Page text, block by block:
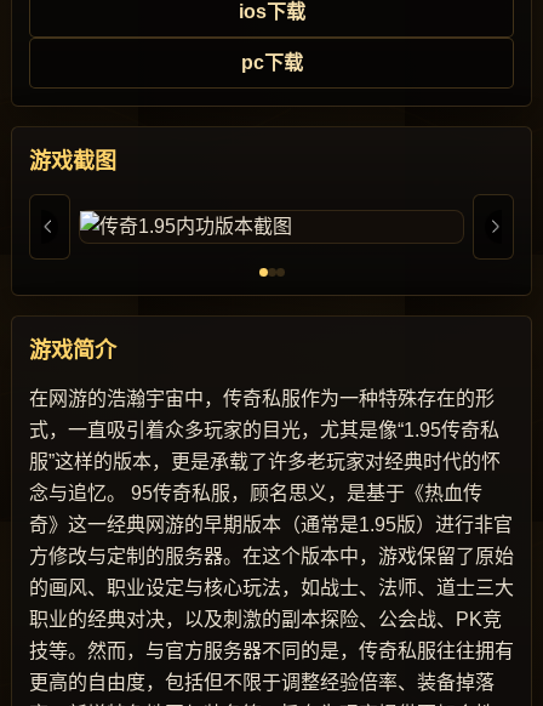
ios下载
pc下载
游戏截图
游戏简介
在网游的浩瀚宇宙中，传奇私服作为一种特殊存在的形
式，一直吸引着众多玩家的目光，尤其是像“1.95传奇私
服”这样的版本，更是承载了许多老玩家对经典时代的怀
念与追忆。 95传奇私服，顾名思义，是基于《热血传
奇》这一经典网游的早期版本（通常是1.95版）进行非官
方修改与定制的服务器。在这个版本中，游戏保留了原始
的画风、职业设定与核心玩法，如战士、法师、道士三大
职业的经典对决，以及刺激的副本探险、公会战、PK竞
技等。然而，与官方服务器不同的是，传奇私服往往拥有
更高的自由度，包括但不限于调整经验倍率、装备掉落